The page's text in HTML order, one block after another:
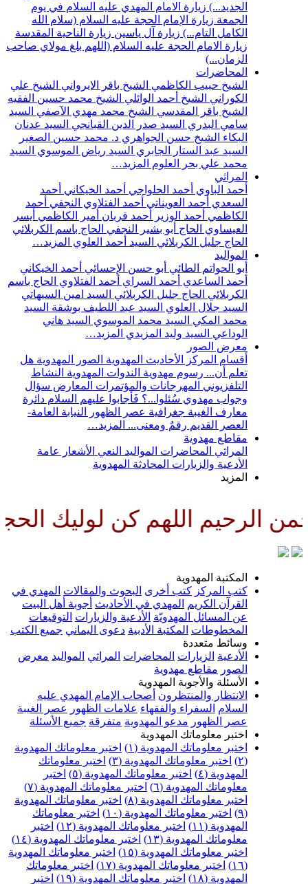
الجديد...) زيارة الامام المهدي عليه السلام في يوم
الجمعة زيارة الإمام الحجة عليه السلام (سلام الله
الكامل التام...) زيارة آل ياسين زيارة الناحية المقدسة
زيارة الامام الحجة عليه السلام (اللهم بلغ مولاي صاحب
الزمان...)
المحاضرات
الشيخ حبيب الكاظمي الشيخ باقر الايرواني الشيخ علي
الكوراني الشيخ أحمد الوائلي الشيخ محمد حسين الفقيه
الشيخ باقر المقدسي الشيخ محمد مهدي الآصفي السيد
سامي البدري السيد صدر الدين القبانجي السيد عدنان
البكاء الشيخ حسن الجواهري د. محمد حسين الصغير
السيد عبد الستار الجابري السيد رياض الموسوي السيد
محمد علي بحر العلوم المزيد…
المراثي
أحمد الباوي أحمد الحلواجي أحمد الخيكاني أحمد
السعدي أحمد العويناتي أحمد الفتلاوي النجفي أحمد
الكاظمي أحمد الوزير أحمد قربان أمير الكاظمي أيسر
العيساوي الحاج أبو بشير النجفي الحاج باسم الكربلائي
الحاج جليل الكربلائي السيد أحمد العلوي المزيد…
المواليد
أبو الحواتم الطائي أبو حسن الإحسائي أحمد الخيكاني
أحمد الساعدي أحمد السراي أحمد الفتلاوي الحاج باسم
الكربلائي الحاج جليل الكربلائي السيد امين السيهاتي
السيد جلال العلوي السيد عبد اللطيف بوشقة السيد
محمد المكي السيد محمد الموسوي السيد هاني
الوداعي السيد وليد المزيدي المزيد…
معرض الصور
أقسام المركز
الأحاديث المهدوية الصور المهدوية هل
تعلم أن... رسوم مهدوية الندوات المهدوية النشاط
التلفزيوني المهرجانات والمؤتمرات المعارض سؤال
وجواب مهدوي سُئلوا...؟ فَأجابوا عليهم السلام دائرة
معارف الغيبة جغرافية عصر الظهور
النيابة العامة-
العصر القديم رقمٌ ومعنى... المزيد…
مقاطع مهدوية
المراثي المحاضرات المواليد النعي الأشعار
عامة
الأدعية والزيارات المحادثة المهدوية
المزيد
الرحيم اللهم كن لوليك الحجة
المكتبة المهدوية
كتب المركز كتب أخرى البحوث والمقالات المهدي في
القرآن الكريم
المهدي في الأحاديث أجوبة أهل البيت
عن المسائل المهدويّة الأدعية والزيارات التوقيعات
المخطوطات المكتبة الأدبية دعوى اليماني جميع الكتب
وسائط متعددة
الأدعية الزيارات المحاضرات المراثي المواليد معرض
الصور مقاطع مهدوية
الأسئلة والأجوبة المهدوية
الانتظار والمنتظرون أصحاب الإمام المهدي عليه
السلام السفراء والفقهاء علامات الظهور
عصر الغيبة
عصر الظهور مدعو المهدوية متفرقة جميع الأسئلة
اختبر معلوماتك المهدوية
اختبر معلوماتك المهدوية (١)
اختبر معلوماتك المهدوية
(٢)
اختبر معلوماتك المهدوية (٣)
اختبر معلوماتك
المهدوية (٤)
اختبر معلوماتك المهدوية (٥)
اختبر
معلوماتك المهدوية (٦)
اختبر معلوماتك المهدوية (٧)
اختبر معلوماتك المهدوية (٨)
اختبر معلوماتك المهدوية
(٩)
اختبر معلوماتك المهدوية (١٠)
اختبر معلوماتك
المهدوية (١١)
اختبر معلوماتك المهدوية (١٢)
اختبر
معلوماتك المهدوية (١٣)
اختبر معلوماتك المهدوية (١٤)
اختبر معلوماتك المهدوية (١٥)
اختبر معلوماتك المهدوية
(١٦)
اختبر معلوماتك المهدوية (١٧)
اختبر معلوماتك
المهدوية (١٨)
اختبر معلوماتك المهدوية (١٩) اختبر